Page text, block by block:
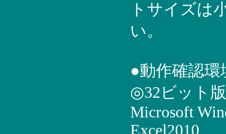
トサイズは
い。
●動作確認環
◎32ビット
Microsoft
Excel2010